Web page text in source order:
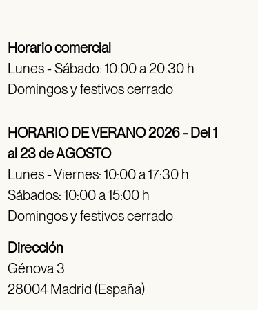
Horario comercial
Lunes - Sábado: 10:00 a 20:30 h
Domingos y festivos cerrado
HORARIO DE VERANO 2026 - Del 1
al 23 de AGOSTO
Lunes - Viernes: 10:00 a 17:30 h
Sábados: 10:00 a 15:00 h
Domingos y festivos cerrado
Dirección
Génova 3
28004 Madrid (España)